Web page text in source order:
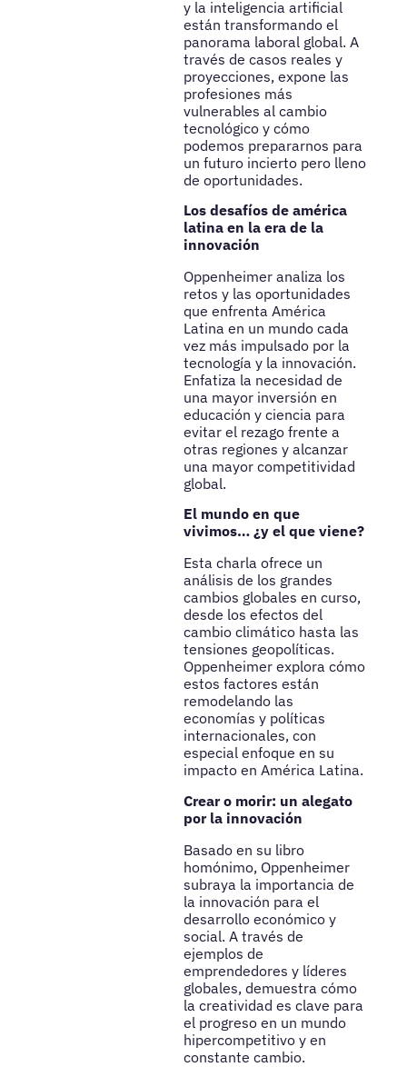
y la inteligencia artificial
están transformando el
panorama laboral global. A
través de casos reales y
proyecciones, expone las
profesiones más
vulnerables al cambio
tecnológico y cómo
podemos prepararnos para
un futuro incierto pero lleno
de oportunidades.
Los desafíos de américa
latina en la era de la
innovación
Oppenheimer analiza los
retos y las oportunidades
que enfrenta América
Latina en un mundo cada
vez más impulsado por la
tecnología y la innovación.
Enfatiza la necesidad de
una mayor inversión en
educación y ciencia para
evitar el rezago frente a
otras regiones y alcanzar
una mayor competitividad
global.
El mundo en que
vivimos… ¿y el que viene?
Esta charla ofrece un
análisis de los grandes
cambios globales en curso,
desde los efectos del
cambio climático hasta las
tensiones geopolíticas.
Oppenheimer explora cómo
estos factores están
remodelando las
economías y políticas
internacionales, con
especial enfoque en su
impacto en América Latina.
Crear o morir: un alegato
por la innovación
Basado en su libro
homónimo, Oppenheimer
subraya la importancia de
la innovación para el
desarrollo económico y
social. A través de
ejemplos de
emprendedores y líderes
globales, demuestra cómo
la creatividad es clave para
el progreso en un mundo
hipercompetitivo y en
constante cambio.